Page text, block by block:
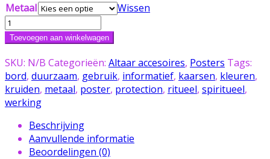
Metaal
Wissen
Metalen
borden
aantal
Toevoegen aan winkelwagen
SKU: N/B Categorieën: Altaar accesoires, Posters Tags:
bord, duurzaam, gebruik, informatief, kaarsen, kleuren,
kruiden, metaal, poster, protection, ritueel, spiritueel,
werking
Beschrijving
Aanvullende informatie
Beoordelingen (0)